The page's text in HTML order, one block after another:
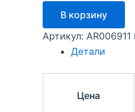
Количество
товара
Видеорегистратор
на
зеркало
DV4
В корзину
Артикул: AR006911
Детали
Цена